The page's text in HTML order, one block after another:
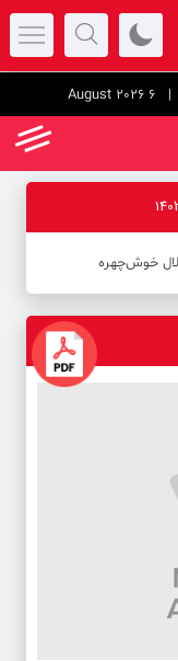
| 6 August 2026
خوش‌چهره